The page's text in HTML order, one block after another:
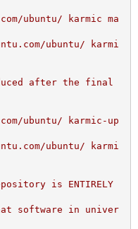
ubuntu/ karmic ma
ubuntu/ karmi
after the final
ubuntu/ karmic-up
ubuntu/ karmi
is ENTIRELY
software in univer